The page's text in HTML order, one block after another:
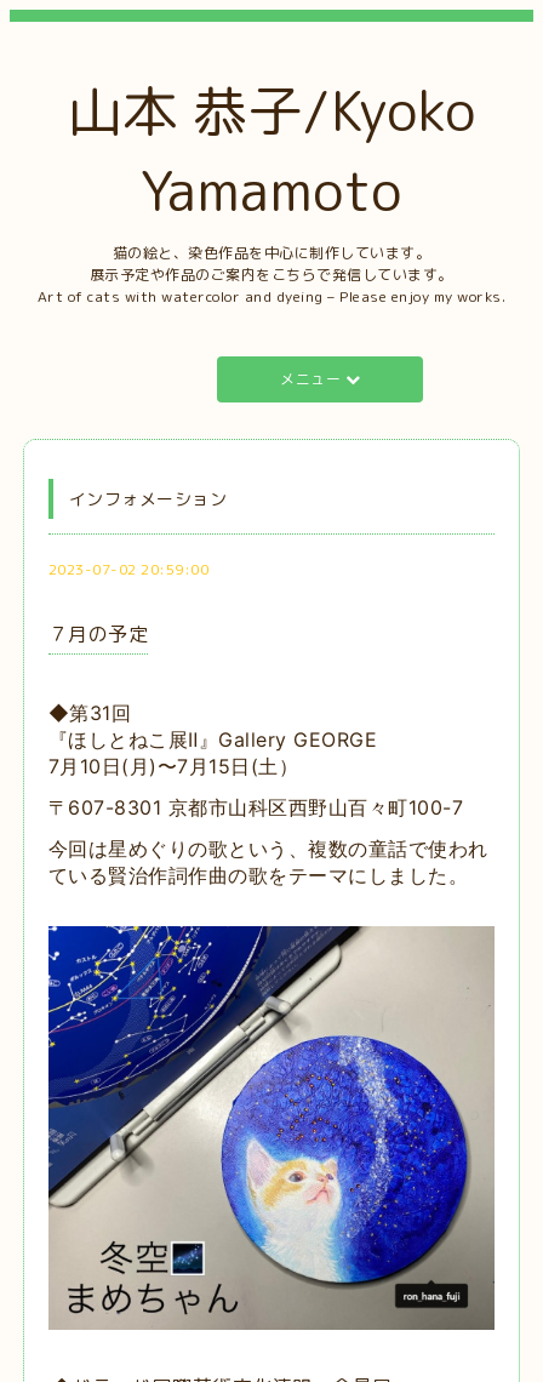
山本 恭子/Kyoko
Yamamoto
猫の絵と、染色作品を中心に制作しています。
展示予定や作品のご案内をこちらで発信しています。
Art of cats with watercolor and dyeing – Please enjoy my works.
メニュー
インフォメーション
2023-07-02 20:59:00
７月の予定
◆第31回
『ほしとねこ展Ⅱ』Gallery GEORGE
7月10日(月)〜7月15日(土）
〒607-8301 京都市山科区西野山百々町100-7
今回は星めぐりの歌という、複数の童話で使われ
ている賢治作詞作曲の歌をテーマにしました。